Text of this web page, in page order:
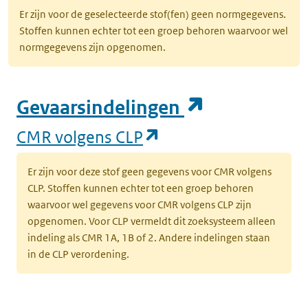
Er zijn voor de geselecteerde stof(fen) geen normgegevens.
Stoffen kunnen echter tot een groep behoren waarvoor wel
normgegevens zijn opgenomen.
Gevaarsindelingen
CMR volgens CLP
Er zijn voor deze stof geen gegevens voor CMR volgens
CLP. Stoffen kunnen echter tot een groep behoren
waarvoor wel gegevens voor CMR volgens CLP zijn
opgenomen. Voor CLP vermeldt dit zoeksysteem alleen
indeling als CMR 1A, 1B of 2. Andere indelingen staan
in de CLP verordening.